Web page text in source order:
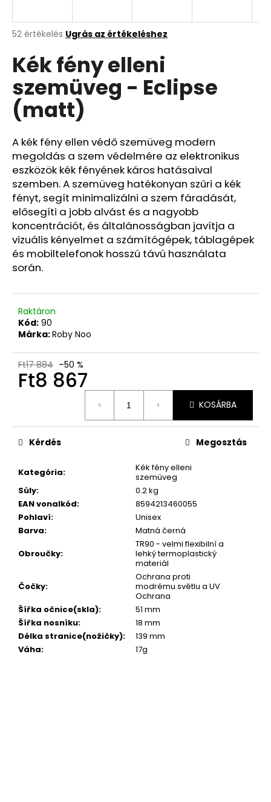
A
átlagos
értékelése
ből
4,5
csillag.
52 értékelés Ugrás az értékeléshez
Kék fény elleni
szemüveg - Eclipse
(matt)
A kék fény ellen védő szemüveg modern
megoldás a szem védelmére az elektronikus
eszközök kék fényének káros hatásaival
szemben. A szemüveg hatékonyan szűri a kék
fényt, segít minimalizálni a szem fáradását,
elősegíti a jobb alvást és a nagyobb
koncentrációt, és általánosságban javítja a
vizuális kényelmet a számítógépek, táblagépek
és mobiltelefonok hosszú távú használata
során.
Raktáron
Kód: 90
Márka:Roby Noo
Ft17 884 –50 %
Ft8 867
KOSÁRBA
Kategória:
Kék fény elleni
szemüveg
Súly:
0.2 kg
EAN vonalkód:
8594213460055
Pohlaví:
Unisex
Barva:
Matná černá
Obroučky:
TR90 - velmi flexibilní a
lehký termoplastický
materiál
Čočky:
Ochrana proti
modrému světlu a UV
Ochrana
Šířka očnice(skla):
51 mm
Šířka nosníku:
18 mm
Délka stranice(nožičky):
139 mm
Váha: 17g
Kérdés Megosztás
A
á
n
l
j
u